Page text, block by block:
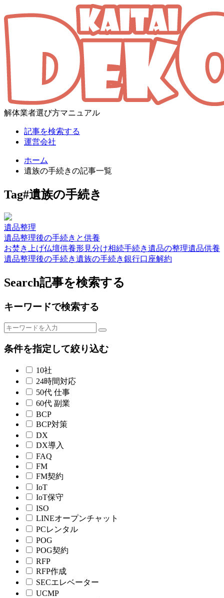
解体業者選び方マニュアル
記事を検索する
運営会社
ホーム
遺族の手続きの記事一覧
Tag#遺族の手続き
遺品整理
遺品整理後の手続きと供養
お焚き上げ仏壇供養形見分け相続手続き遺品の整理遺品供養
遺品整理後の手続き遺族の手続き銀行口座解約
Search記事を検索する
キーワードで検索する
条件を指定して絞り込む
10社
24時間対応
50代 仕事
60代 副業
BCP
BCP対策
DX
DX導入
FAQ
FM
FM契約
IoT
IoT保守
ISO
LINEオープンチャット
PCレンタル
POG
POG契約
RFP
RFP作成
SECエレベーター
UCMP